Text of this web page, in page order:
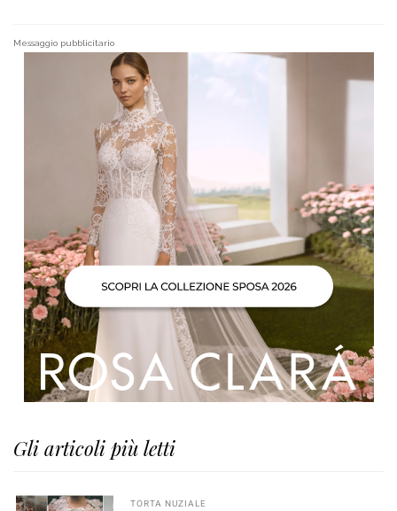
Messaggio pubblicitario
Gli articoli più letti
TORTA NUZIALE